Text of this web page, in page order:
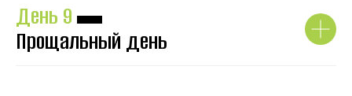
День 9▬
Прощальный день